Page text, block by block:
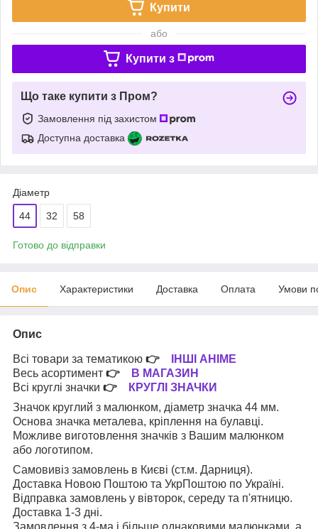
Купити
або
Купити з
Що таке купити з Пром?
Замовлення під захистом
Доступна доставка
Діаметр
44 32 58
Готово до відправки
Опис Характеристики Доставка Оплата Умови
Опис
Всі товари за тематикою 👉
ІНШІ АНІМЕ
Весь асортимент 👉
В МАГАЗИН
Всі круглі значки 👉
КРУГЛІ ЗНАЧКИ
Значок круглий з малюнком, діаметр значка 44 мм.
Основа значка металева, кріплення на булавці.
Можливе виготовлення значків з Вашим малюнком
або логотипом.
Самовивіз замовлень в Києві (ст.м. Дарниця).
Доставка Новою Поштою та УкрПоштою по Україні.
Відправка замовлень у вівторок, середу та п'ятницю.
Доставка 1-3 дні.
Замовлення з 4-ма і більше однаковими малюнками, а